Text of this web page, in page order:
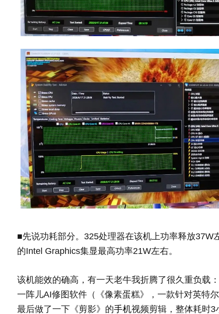
■先说功耗部分。325处理器在该机上功率释放
的Intel Graphics集显最高功率21W左右。
该机能效的确高，有一天老牛我折腾了很久重负载
一阵儿AI修图软件（《像素蛋糕》，一款针对英特
最后做了一下《剪影》的手机视频剪辑，整体耗时